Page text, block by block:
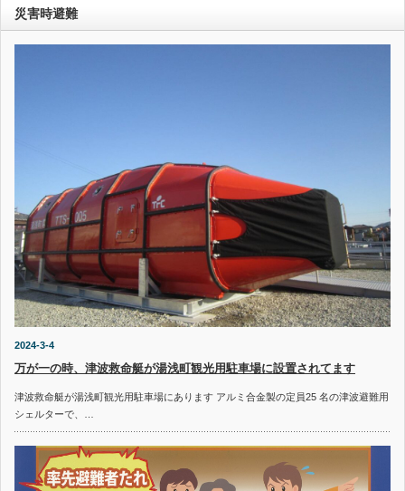
災害時避難
2024-3-4
万が一の時、津波救命艇が湯浅町観光用駐車場に設置されてます
津波救命艇が湯浅町観光用駐車場にあります アルミ合金製の定員25 名の津波避難用
シェルターで、…